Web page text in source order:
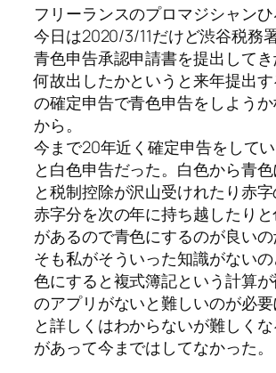
フリーランスのプロマジシャンひ
今日は2020/3/11だけど渋谷税務
青色申告承認申請書を提出してき
何故出したかというと来年提出
の確定申告で青色申告をしよう
から。
今まで20年近く確定申告をして
と白色申告だった。白色から青
と税制控除が沢山受けれたり赤
赤字分を次の年に持ち越したり
があるので青色にするのが良い
そも私がそういった知識がない
色にすると複式簿記という計算
のアプリがないと難しいのが必要
と詳しくはわからないが難しく
があって今まではしてなかった。